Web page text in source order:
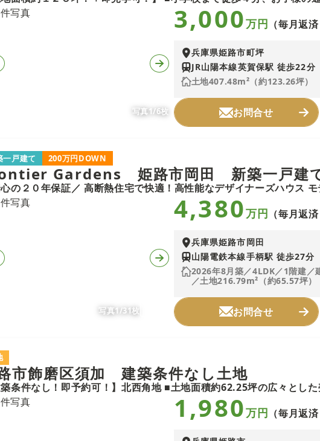
写真1/6枚
3,000万円 （毎月返
兵庫県姫路市町坪
JR山陽本線英賀保駅 徒歩22分
土地407.48m²（約123.26坪）
お問合せ
一戸建て 200万円DOWN
Gardens 姫路市岡田 新築一戸建
写真1/31枚
4,380万円 （毎月返
兵庫県姫路市岡田
山陽電鉄本線手柄駅 徒歩27分
2026年8月築／4LDK／1階建／
／土地216.79m²（約65.57坪）
お問合せ
市飾磨区須加 建築条件なし土地
1,980万円 （毎月返